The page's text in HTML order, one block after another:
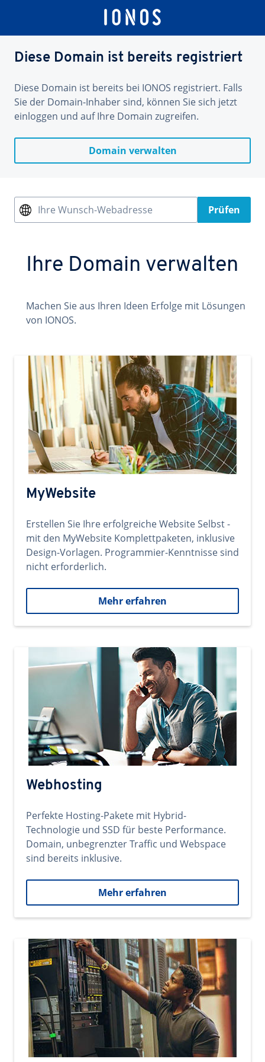
Diese Domain ist bereits registriert
Diese Domain ist bereits bei IONOS registriert. Falls
Sie der Domain-Inhaber sind, können Sie sich jetzt
einloggen und auf Ihre Domain zugreifen.
Domain verwalten
Ihre Wunsch-Webadresse Prüfen
Ihre Domain verwalten
Machen Sie aus Ihren Ideen Erfolge mit Lösungen
von IONOS.
MyWebsite
Erstellen Sie Ihre erfolgreiche Website Selbst -
mit den MyWebsite Komplettpaketen, inklusive
Design-Vorlagen. Programmier-Kenntnisse sind
nicht erforderlich.
Mehr erfahren
Webhosting
Perfekte Hosting-Pakete mit Hybrid-
Technologie und SSD für beste Performance.
Domain, unbegrenzter Traffic und Webspace
sind bereits inklusive.
Mehr erfahren